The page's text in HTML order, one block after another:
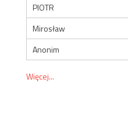
PIOTR
Mirosław
Anonim
Więcej...